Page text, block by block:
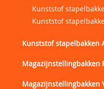
Kunststof
Kunststof
Kunststof stapelbakken
Magazijnstellingbakken
Magazijnstellingbakken